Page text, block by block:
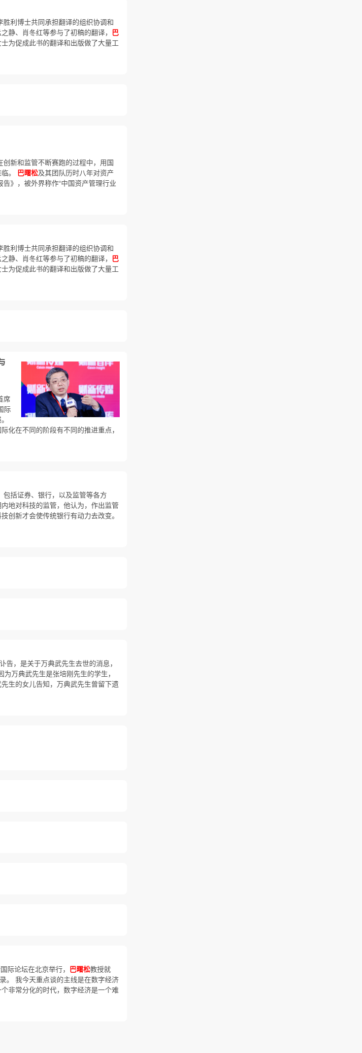
利博士共同承担翻译的组织协调和
静、肖冬红等参与了初稿的翻译， 巴
为促成此书的翻译和出版做了大量工
新和监管不断赛跑的过程中，用国
。 巴曙松及其团队历时八年对资产
》，被外界称作“中国资产管理行业
利博士共同承担翻译的组织协调和
静、肖冬红等参与了初稿的翻译， 巴
为促成此书的翻译和出版做了大量工
席
际
化在不同的阶段有不同的推进重点，
括证券、银行，以及监管等各方
地对科技的监管，他认为，作出监管
创新才会使传统银行有动力去改变。
，是关于万典武先生去世的消息，
万典武先生是张培刚先生的学生，
生的女儿告知，万典武先生曾留下遗
际论坛在北京举行， 巴曙松教授就
。 我今天重点谈的主线是在数字经济
非常分化的时代，数字经济是一个难